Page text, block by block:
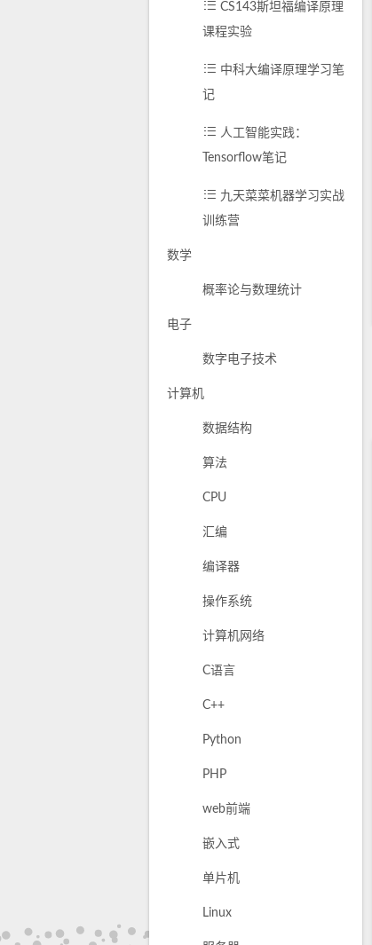
CS143斯坦福编译原理
课程实验
中科大编译原理学习笔
记
人工智能实践：
Tensorflow笔记
九天菜菜机器学习实战
训练营
数学
概率论与数理统计
电子
数字电子技术
计算机
数据结构
算法
CPU
汇编
编译器
操作系统
计算机网络
C语言
C++
Python
PHP
web前端
嵌入式
单片机
Linux